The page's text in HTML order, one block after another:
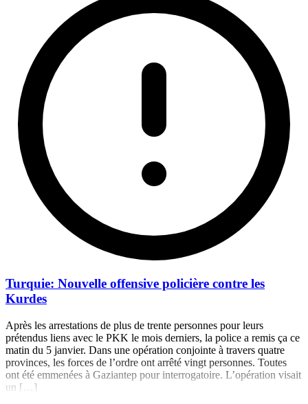
Turquie: Nouvelle offensive policière contre les
Kurdes
Après les arrestations de plus de trente personnes pour leurs
prétendus liens avec le PKK le mois derniers, la police a remis ça ce
matin du 5 janvier. Dans une opération conjointe à travers quatre
provinces, les forces de l’ordre ont arrêté vingt personnes. Toutes
ont été emmenées à Gaziantep pour interrogatoire. L’opération visait
un […]